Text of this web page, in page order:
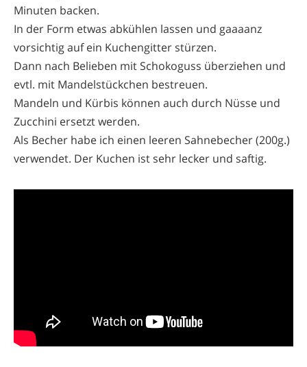
Minuten backen.
In der Form etwas abkühlen lassen und gaaaanz
vorsichtig auf ein Kuchengitter stürzen.
Dann nach Belieben mit Schokoguss überziehen und
evtl. mit Mandelstückchen bestreuen.
Mandeln und Kürbis können auch durch Nüsse und
Zucchini ersetzt werden.
Als Becher habe ich einen leeren Sahnebecher (200g.)
verwendet. Der Kuchen ist sehr lecker und saftig.